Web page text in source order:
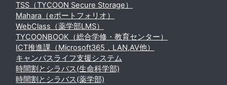
TSS（TYCOON Secure Storage）
Mahara（eポートフォリオ）
WebClass（薬学部LMS）
TYCOONBOOK（総合学修・教育センター）
ICT推進課（Microsoft365，LAN,AV他）
キャンパスライフ支援システム
時間割とシラバス(生命科学部)
時間割とシラバス(薬学部)